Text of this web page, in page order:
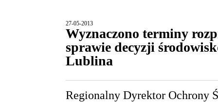
27-05-2013
Wyznaczono terminy
sprawie decyzji
Lublina
Regionalny Dyrektor Ochrony